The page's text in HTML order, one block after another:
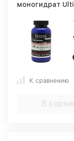
моногидрат
К сравнению
В